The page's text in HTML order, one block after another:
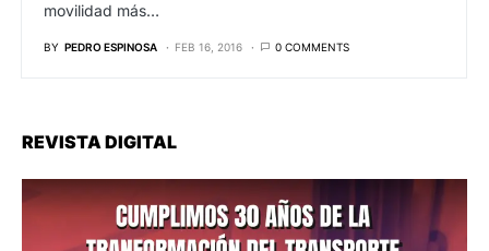
movilidad más…
BY PEDRO ESPINOSA FEB 16, 2016 0 COMMENTS
REVISTA DIGITAL